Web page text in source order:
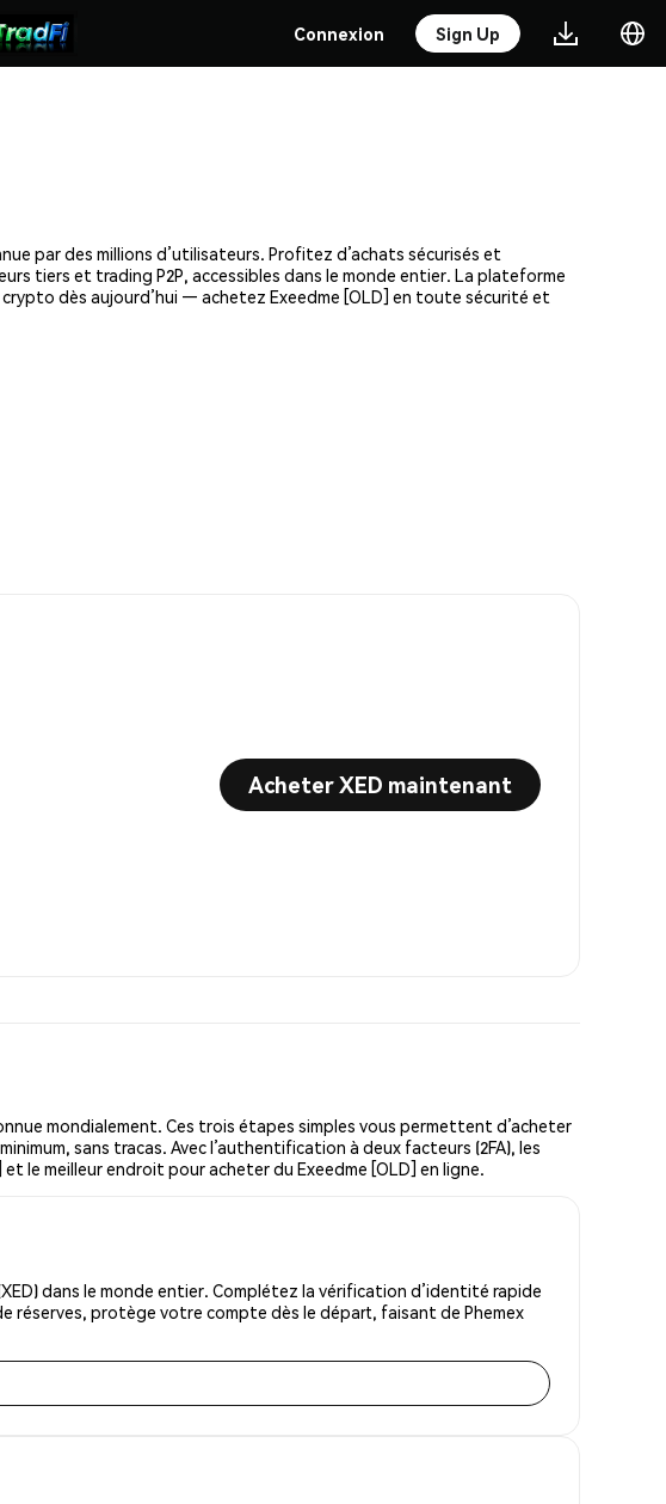
Connexion Sign Up
par des millions d’utilisateurs. Profitez d’achats sécurisés et
tiers et trading P2P, accessibles dans le monde entier. La plateforme
dès aujourd’hui — achetez Exeedme [OLD] en toute sécurité et
Acheter XED maintenant
mondialement. Ces trois étapes simples vous permettent d’acheter
sans tracas. Avec l’authentification à deux facteurs (2FA), les
le meilleur endroit pour acheter du Exeedme [OLD] en ligne.
dans le monde entier. Complétez la vérification d’identité rapide
réserves, protège votre compte dès le départ, faisant de Phemex